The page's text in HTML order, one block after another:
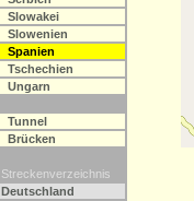
Slowakei
Slowenien
Spanien
Tschechien
Ungarn
Tunnel
Brücken
Streckenverzeichnis
Deutschland